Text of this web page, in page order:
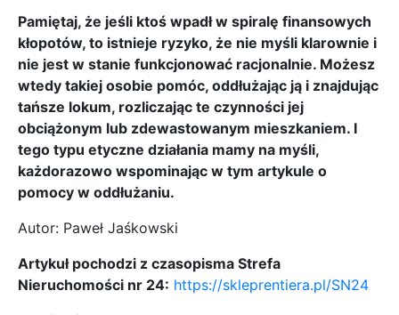
Pamiętaj, że jeśli ktoś wpadł w spiralę finansowych
kłopotów, to istnieje ryzyko, że nie myśli klarownie i
nie jest w stanie funkcjonować racjonalnie. Możesz
wtedy takiej osobie pomóc, oddłużając ją i znajdując
tańsze lokum, rozliczając te czynności jej
obciążonym lub zdewastowanym mieszkaniem. I
tego typu etyczne działania mamy na myśli,
każdorazowo wspominając w tym artykule o
pomocy w oddłużaniu.
Autor: Paweł Jaśkowski
Artykuł pochodzi z czasopisma Strefa
Nieruchomości nr 24: https://skleprentiera.pl/SN24